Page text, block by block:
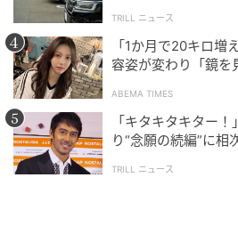
ウーマンエキサイト
義母とはいえ他人…！ 下着を勝
TRILL ニュース
「1か月で20キロ
容姿が変わり「鏡を
ABEMA TIMES
「キタキタキター
り“念願の続編”に相
TRILL ニュース